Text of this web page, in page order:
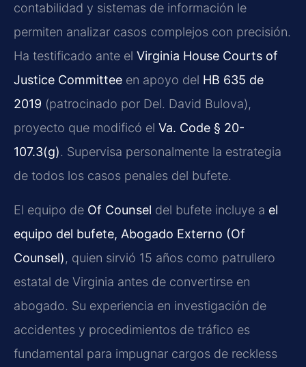
contabilidad y sistemas de información le
permiten analizar casos complejos con precisión.
Ha testificado ante el Virginia House Courts of
Justice Committee en apoyo del HB 635 de
2019 (patrocinado por Del. David Bulova),
proyecto que modificó el Va. Code § 20-
107.3(g). Supervisa personalmente la estrategia
de todos los casos penales del bufete.
El equipo de Of Counsel del bufete incluye a el
equipo del bufete, Abogado Externo (Of
Counsel), quien sirvió 15 años como patrullero
estatal de Virginia antes de convertirse en
abogado. Su experiencia en investigación de
accidentes y procedimientos de tráfico es
fundamental para impugnar cargos de reckless